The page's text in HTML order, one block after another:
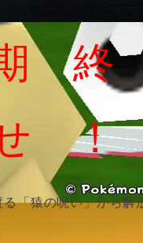
「猿の呪い」から